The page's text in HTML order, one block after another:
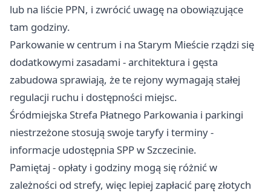
lub na liście PPN, i zwrócić uwagę na obowiązujące
tam godziny.
Parkowanie w centrum i na Starym Mieście rządzi się
dodatkowymi zasadami - architektura i gęsta
zabudowa sprawiają, że te rejony wymagają stałej
regulacji ruchu i dostępności miejsc.
Śródmiejska Strefa Płatnego Parkowania i parkingi
niestrzeżone stosują swoje taryfy i terminy -
informacje udostępnia SPP w Szczecinie.
Pamiętaj - opłaty i godziny mogą się różnić w
zależności od strefy, więc lepiej zapłacić parę złotych